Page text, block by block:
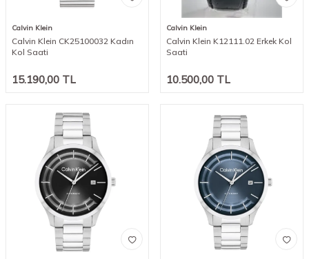
Calvin Klein
Calvin Klein CK25100032 Kadın
Kol Saati
15.190,00 TL
Calvin Klein
Calvin Klein K12111.02 Erkek Kol
Saati
10.500,00 TL